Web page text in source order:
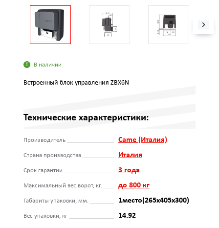
В наличии
Встроенный блок управления ZBX6N
Технические характеристики:
Производитель Came (Италия)
Страна производства Италия
Срок гарантии 3 года
Максимальный вес ворот, кг. до 800 кг
Габариты упаковки, мм. 1место(265х405х300)
Вес упаковки, кг 14.92